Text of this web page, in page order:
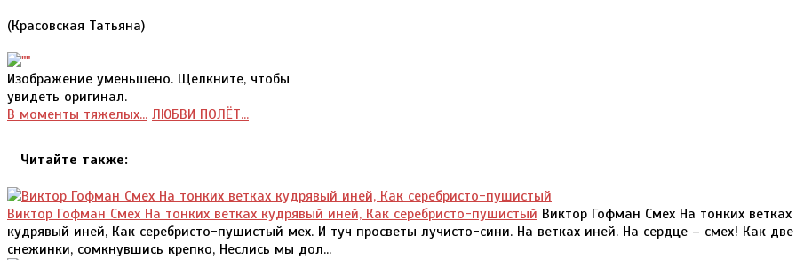
(Красовская Татьяна)
Изображение уменьшено. Щелкните, чтобы
увидеть оригинал.
В моменты тяжелых... ЛЮБВИ ПОЛЁТ...
Читайте также:
Виктор Гофман Смех На тонких ветках кудрявый иней, Как серебристо-пушистый Виктор Гофман Смех На тонких ветках
кудрявый иней, Как серебристо-пушистый мех. И туч просветы лучисто-сини. На ветках иней. На сердце – смех! Как две
снежинки, сомкнувшись крепко, Неслись мы дол...